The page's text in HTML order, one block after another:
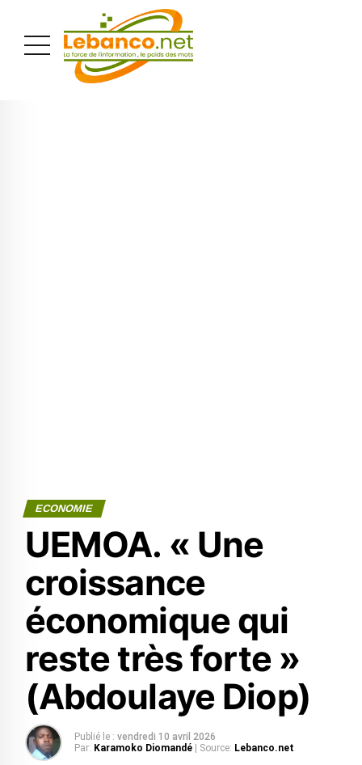
ECONOMIE
UEMOA. « Une
croissance
économique qui
reste très forte »
(Abdoulaye Diop)
Publié le : vendredi 10 avril 2026
Par: Karamoko Diomandé | Source: Lebanco.net